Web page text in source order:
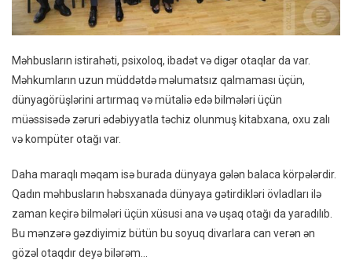
Məhbusların istirahəti, psixoloq, ibadət və digər otaqlar da var.
Məhkumların uzun müddətdə məlumatsız qalmaması üçün,
dünyagörüşlərini artırmaq və mütaliə edə bilmələri üçün
müəssisədə zəruri ədəbiyyatla təchiz olunmuş kitabxana, oxu zalı
və kompüter otağı var.
Daha maraqlı məqam isə burada dünyaya gələn balaca körpələrdir.
Qadın məhbusların həbsxanada dünyaya gətirdikləri övladları ilə
zaman keçirə bilmələri üçün xüsusi ana və uşaq otağı da yaradılıb.
Bu mənzərə gəzdiyimiz bütün bu soyuq divarlara can verən ən
gözəl otaqdır deyə bilərəm…